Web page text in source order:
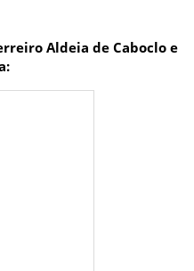
Aldeia de Caboclo e